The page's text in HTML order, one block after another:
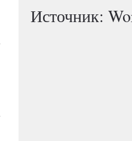
Источник: